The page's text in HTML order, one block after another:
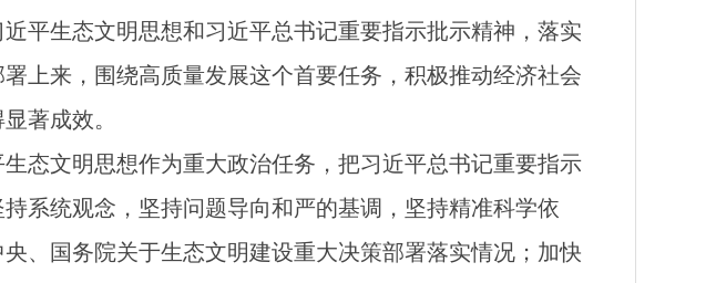
平生态文明思想和习近平总书记重要指示批示精神，落实
上来，围绕高质量发展这个首要任务，积极推动经济社会
著成效。
态文明思想作为重大政治任务，把习近平总书记重要指示
系统观念，坚持问题导向和严的基调，坚持精准科学依
、国务院关于生态文明建设重大决策部署落实情况；加快